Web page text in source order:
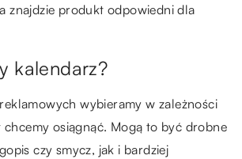
znajdzie produkt odpowiedni dla
kalendarz?
wybieramy w zależności
osiągnąć. Mogą to być drobne
czy smycz, jak i bardziej